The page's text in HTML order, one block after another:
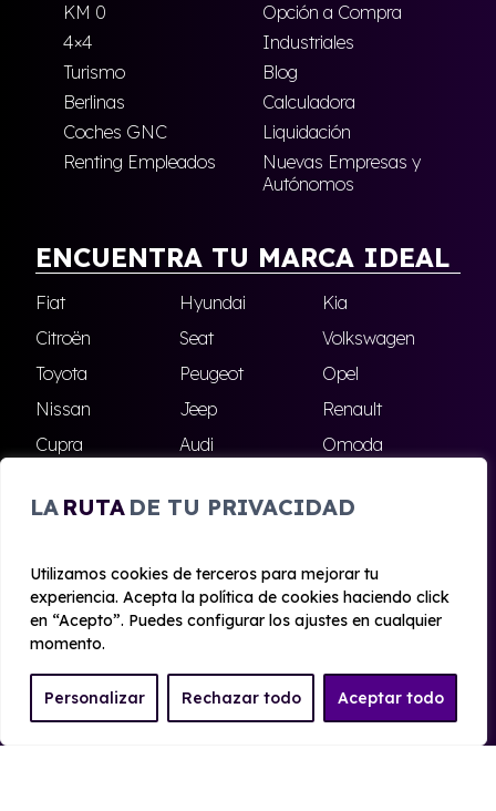
LA RUTA DE TU PRIVACIDAD
Utilizamos cookies de terceros para mejorar tu
experiencia. Acepta la política de cookies haciendo click
en “Acepto”. Puedes configurar los ajustes en cualquier
momento.
Personalizar Rechazar todo Aceptar todo
KM 0
Opción a Compra
4×4
Industriales
Turismo
Blog
Berlinas
Calculadora
Coches GNC
Liquidación
Renting Empleados
Nuevas Empresas y
Autónomos
ENCUENTRA TU MARCA IDEAL
Fiat Hyundai
Kia
Citroën
Seat
Volkswagen
Toyota
Peugeot
Opel
Nissan
Jeep
Renault
Cupra
Audi
Omoda
Skoda
Ford Todas las marcas
© 2020 - 2026 Alhambra Renting
Aviso legal y Privacidad